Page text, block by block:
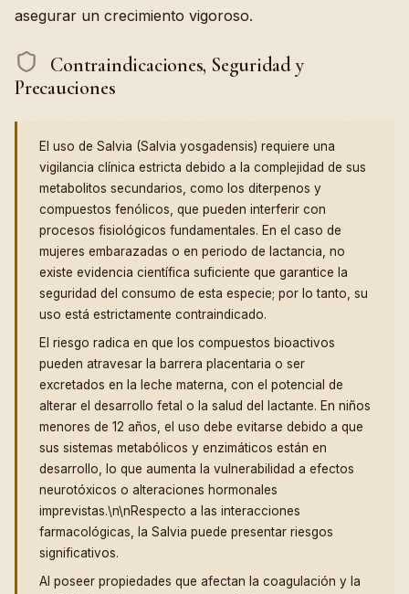
asegurar un crecimiento vigoroso.
Contraindicaciones, Seguridad y
Precauciones
El uso de Salvia (Salvia yosgadensis) requiere una
vigilancia clínica estricta debido a la complejidad de sus
metabolitos secundarios, como los diterpenos y
compuestos fenólicos, que pueden interferir con
procesos fisiológicos fundamentales. En el caso de
mujeres embarazadas o en periodo de lactancia, no
existe evidencia científica suficiente que garantice la
seguridad del consumo de esta especie; por lo tanto, su
uso está estrictamente contraindicado.
El riesgo radica en que los compuestos bioactivos
pueden atravesar la barrera placentaria o ser
excretados en la leche materna, con el potencial de
alterar el desarrollo fetal o la salud del lactante. En niños
menores de 12 años, el uso debe evitarse debido a que
sus sistemas metabólicos y enzimáticos están en
desarrollo, lo que aumenta la vulnerabilidad a efectos
neurotóxicos o alteraciones hormonales
imprevistas.\n\nRespecto a las interacciones
farmacológicas, la Salvia puede presentar riesgos
significativos.
Al poseer propiedades que afectan la coagulación y la